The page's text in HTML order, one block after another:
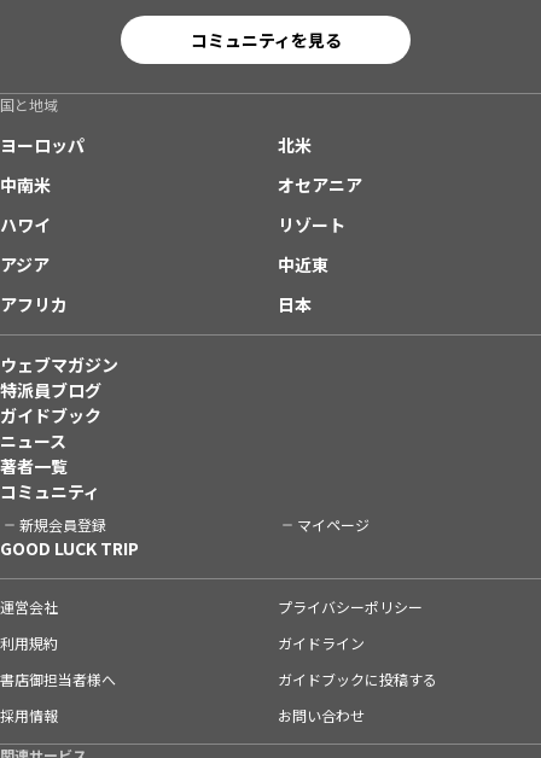
コミュニティを見る
国と地域
ヨーロッパ
北米
中南米
オセアニア
ハワイ
リゾート
アジア
中近東
アフリカ
日本
ウェブマガジン
特派員ブログ
ガイドブック
ニュース
著者一覧
コミュニティ
新規会員登録 マイページ
GOOD LUCK TRIP
運営会社
プライバシーポリシー
利用規約
ガイドライン
書店御担当者様へ
ガイドブックに投稿する
採用情報
お問い合わせ